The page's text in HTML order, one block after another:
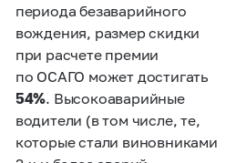
периода безаварийного
вождения, размер скидки
при расчете премии
по ОСАГО может достигать
54%. Высокоаварийные
водители (в том числе, те,
которые стали виновниками